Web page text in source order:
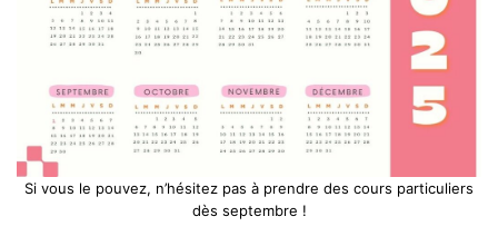
Si vous le pouvez, n’hésitez pas à prendre des cours particuliers
dès septembre !